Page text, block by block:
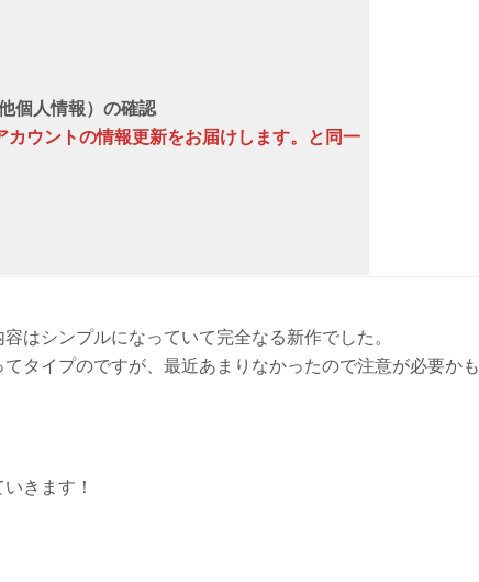
個人情報）の確認
ウントの情報更新をお届けします。と同一
はシンプルになっていて完全なる新作でした。
タイプのですが、最近あまりなかったので注意が必要かも
きます！